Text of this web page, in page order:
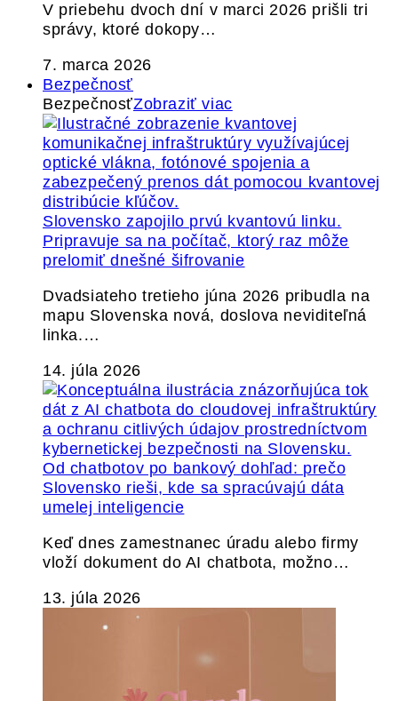
V priebehu dvoch dní v marci 2026 prišli tri
správy, ktoré dokopy…
7. marca 2026
Bezpečnosť
BezpečnosťZobraziť viac
Slovensko zapojilo prvú kvantovú linku.
Pripravuje sa na počítač, ktorý raz môže
prelomiť dnešné šifrovanie
Dvadsiateho tretieho júna 2026 pribudla na
mapu Slovenska nová, doslova neviditeľná
linka.…
14. júla 2026
Od chatbotov po bankový dohľad: prečo
Slovensko rieši, kde sa spracúvajú dáta
umelej inteligencie
Keď dnes zamestnanec úradu alebo firmy
vloží dokument do AI chatbota, možno…
13. júla 2026